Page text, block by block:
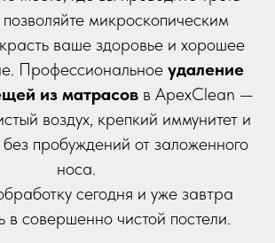
микроскопическим
ваше здоровье и хорошее
Профессиональное удаление
из матрасовв ApexClean —
воздух, крепкий иммунитет и
без пробуждений от заложенного
носа.
сегодня и уже завтра
в совершенно чистой постели.